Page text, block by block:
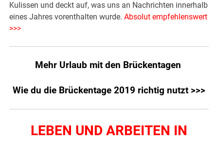
Kulissen und deckt auf, was uns an Nachrichten innerhalb
eines Jahres vorenthalten wurde.Absolut empfehlenswert
>>>
Mehr Urlaub mit den Brückentagen
Wie du die Brückentage 2019 richtig nutzt >>>
LEBEN UND ARBEITEN IN